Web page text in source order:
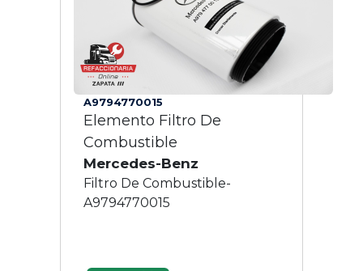
A9794770015
Elemento Filtro De
Combustible
Mercedes-Benz
Filtro De Combustible-
A9794770015